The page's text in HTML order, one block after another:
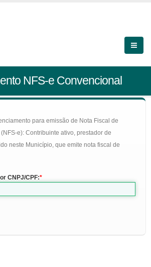
NFS-e Convencional
para emissão de Nota Fiscal de
e): Contribuinte ativo, prestador de
neste Município, que emite nota fiscal de
CNPJ/CPF: